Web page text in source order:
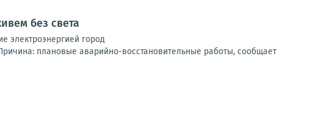
без света
электроэнергией город
плановые аварийно-восстановительные работы, сообщает